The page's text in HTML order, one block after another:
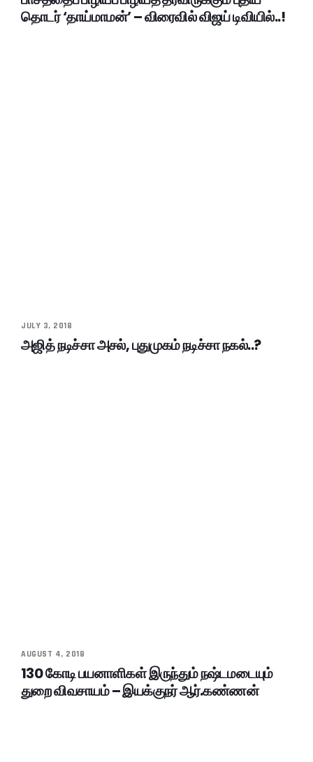
தொடர் ‘தாய்மாமன்’ – விரைவில் விஜய் டிவியில்..!
JULY 3, 2018
அஜித் நடிச்சா அசல், புதுமுகம் நடிச்சா நகல்..?
AUGUST 4, 2018
130 கோடி பயனாளிகள் இருந்தும் நஷ்டமடையும்
துறை விவசாயம் – இயக்குநர் ஆர்.கண்ணன்